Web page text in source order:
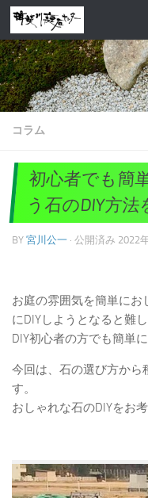
コンテンツへスキップ
コラム
初心者でも簡
う石のDIY方法
BY 宮川公一 · 公開済み 2022
お庭の雰囲気を簡単にお
にDIYしようとなると難
DIY初心者の方でも簡単
今回は、石の選び方から
す。
おしゃれな石のDIYをお